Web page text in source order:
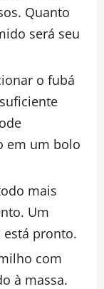
Quanto
será seu
o fubá
em um bolo
mais
Um
pronto.
com
à massa.